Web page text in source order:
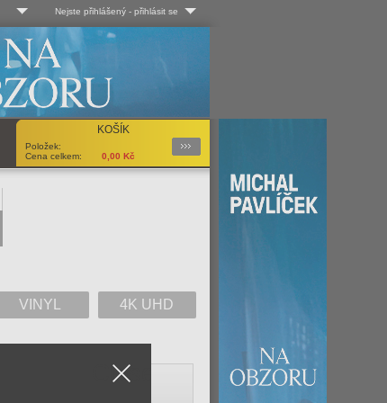
Nejste přihlášený - přihlásit se
Log-in
Uživ. jméno:
Heslo:
Registrace
KOŠÍK
Položek:
Cena celkem:
0,00 Kč
Podrobnosti
VINYL 4K UHD
Close